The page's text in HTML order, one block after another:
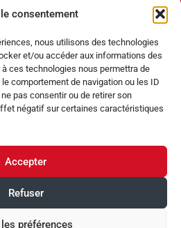
consentement
nous utilisons des technologies
et/ou accéder aux informations des
ces technologies nous permettra de
comportement de navigation ou les ID
pas consentir ou de retirer son
négatif sur certaines caractéristiques
Accepter
Refuser
préférences
une fixation automatique
des volets immergés